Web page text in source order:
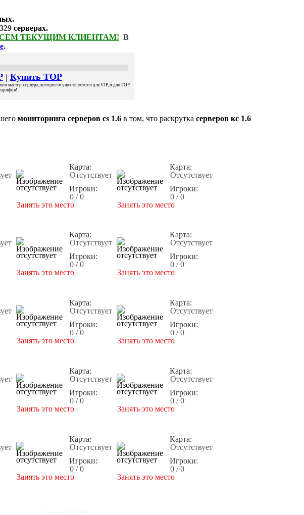
329 серверах.
ВСЕМ ТЕКУЩИМ КЛИЕНТАМ! В
.
| Купить TOP
мастер-сервера, которое осуществляется и для VIP, и для TOP
мониторинга серверов cs 1.6 в том, что раскрутка серверов кс 1.6
Карта:
Отсутствует
Игроки:
0 / 0
Занять это место
Карта:
Отсутствует
Игроки:
0 / 0
Занять это место
Карта:
Отсутствует
Игроки:
0 / 0
Занять это место
Карта:
Отсутствует
Игроки:
0 / 0
Занять это место
Карта:
Отсутствует
Игроки:
0 / 0
Занять это место
Карта:
Отсутствует
Игроки:
0 / 0
Занять это место
Карта:
Отсутствует
Игроки:
0 / 0
Занять это место
Карта:
Отсутствует
Игроки:
0 / 0
Занять это место
Карта:
Отсутствует
Игроки:
0 / 0
Занять это место
Карта:
Отсутствует
Игроки:
0 / 0
Занять это место